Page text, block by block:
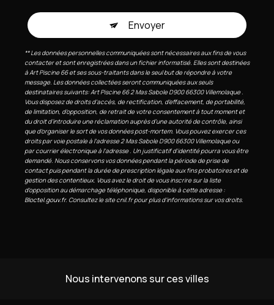
Envoyer
** Les données personnelles communiquées sont nécessaires aux fins de vous
contacter et sont enregistrées dans un fichier informatisé. Elles sont destinées
à Art Piscine 66 et ses sous-traitants dans le seul but de répondre à votre
message. Les données collectées seront communiquées aux seuls
destinataires suivants: Art Piscine 66 2 Mas Sabole D900 66300 Villemolaque .
Vous disposez de droits d’accès, de rectification, d’effacement, de portabilité,
de limitation, d’opposition, de retrait de votre consentement à tout moment et
du droit d’introduire une réclamation auprès d’une autorité de contrôle, ainsi
que d’organiser le sort de vos données post-mortem. Vous pouvez exercer ces
droits par voie postale à l'adresse 2 Mas Sabole D900 66300 Villemolaque ou
par courrier électronique à l'adresse . Un justificatif d'identité pourra vous être
demandé. Nous conservons vos données pendant la période de prise de
contact puis pendant la durée de prescription légale aux fins probatoires et de
gestion des contentieux. Vous avez le droit de vous inscrire sur la liste
d'opposition au démarchage téléphonique, disponible à cette adresse :
Bloctel.gouv.fr. Consultez le site cnil.fr pour plus d’informations sur vos droits.
Nous intervenons sur ces villes